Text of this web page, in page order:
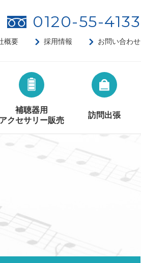
0120-55-4133
概要 採用情報 お問い合わせ
補聴器用
クセサリー販売
訪問出張